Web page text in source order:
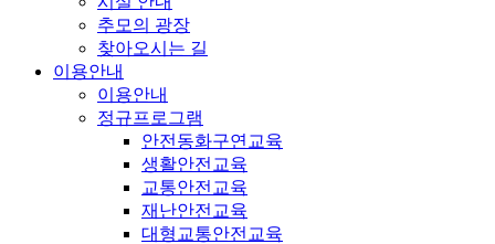
추모의 광장
찾아오시는 길
이용안내
이용안내
정규프로그램
안전동화구연교육
생활안전교육
교통안전교육
재난안전교육
대형교통안전교육